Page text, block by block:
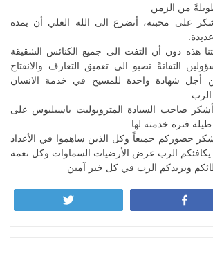
من الزمن
على محبته، أتضرع الى الله العلي أن يمده
هذه دون أن التفت الى جميع الكنائس الشقيقة
التفاتةً تصبو الى تعميق التعارف والانفتاح
من أجل شهادة واحدة للمسيح في خدمة الانسان
الرب.
صاحب السيادة المتروبوليت باسيليوس على
طيلة فترة خدمته لها.
حضوركم جميعاً وكل الذين ساهموا في الأعداد
يكافئكم الرب عرض الأرضيات السماوات وكل نعمة
ويزيدكم الرب في كل خير آمين